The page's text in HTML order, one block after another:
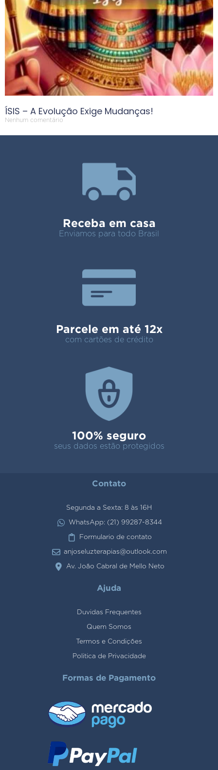
ÍSIS – A Evolução Exige Mudanças!
Nenhum comentário
Receba em casa
Enviamos para todo Brasil
Parcele em até 12x
com cartões de crédito
100% seguro
seus dados estão protegidos
Contato
Segunda a Sexta: 8 às 16H
WhatsApp: (21) 99287-8344
Formulario de contato
anjoseluzterapias@outlook.com
Av. João Cabral de Mello Neto
Ajuda
Duvidas Frequentes
Quem Somos
Termos e Condições
Politica de Privacidade
Formas de Pagamento